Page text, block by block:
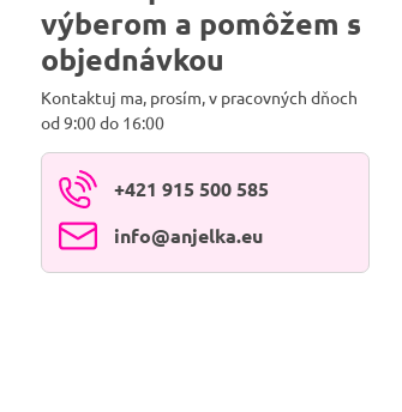
výberom a pomôžem s
objednávkou
Kontaktuj ma, prosím, v pracovných dňoch
od 9:00 do 16:00
+421 915 500 585
info​@anjelka​.eu